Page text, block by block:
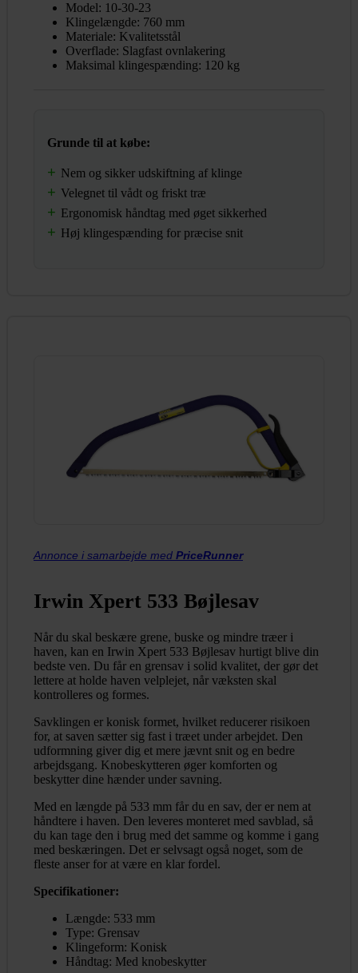
Model: 10-30-23
Klingelængde: 760 mm
Materiale: Kvalitetsstål
Overflade: Slagfast ovnlakering
Maksimal klingespænding: 120 kg
Grunde til at købe:
Nem og sikker udskiftning af klinge
Velegnet til vådt og friskt træ
Ergonomisk håndtag med øget sikkerhed
Høj klingespænding for præcise snit
Annonce i samarbejde med PriceRunner
Irwin Xpert 533 Bøjlesav
Når du skal beskære grene, buske og mindre træer i
haven, kan en Irwin Xpert 533 Bøjlesav hurtigt blive din
bedste ven. Du får en grensav i solid kvalitet, der gør det
lettere at holde haven velplejet, når væksten skal
kontrolleres og formes.
Savklingen er konisk formet, hvilket reducerer risikoen
for, at saven sætter sig fast i træet under arbejdet. Den
udformning giver dig et mere jævnt snit og en bedre
arbejdsgang. Knobeskytteren øger komforten og
beskytter dine hænder under savning.
Med en længde på 533 mm får du en sav, der er nem at
håndtere i haven. Den leveres monteret med savblad, så
du kan tage den i brug med det samme og komme i gang
med beskæringen. Det er selvsagt også noget, som de
fleste anser for at være en klar fordel.
Specifikationer:
Længde: 533 mm
Type: Grensav
Klingeform: Konisk
Håndtag: Med knobeskytter